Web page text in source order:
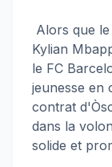
Alors que
Kylian
le FC
jeunesse en
contrat
dans la
solide et